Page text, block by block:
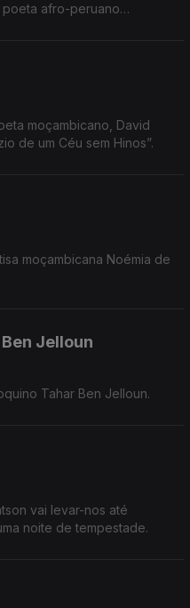
afro-peruano
moçambicano, David
de um Céu sem Hinos”.
moçambicana Noémia de
Jelloun
Tahar Ben Jelloun.
vai levar-nos até
noite de tempestade.